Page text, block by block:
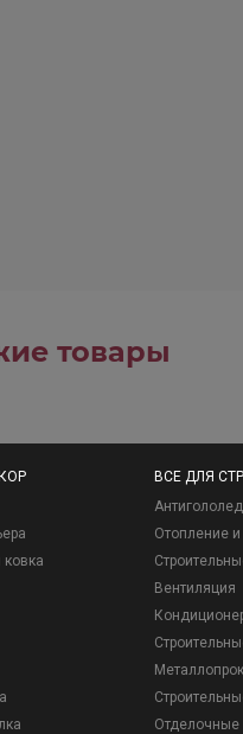
товары
ВСЕ ДЛЯ
Отопление
Вентиляция
Отделочные